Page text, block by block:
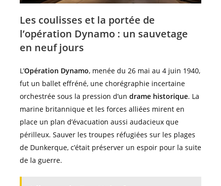
Les coulisses et la portée de
l’opération Dynamo : un sauvetage
en neuf jours
L’Opération Dynamo, menée du 26 mai au 4 juin 1940,
fut un ballet effréné, une chorégraphie incertaine
orchestrée sous la pression d’un drame historique. La
marine britannique et les forces alliées mirent en
place un plan d’évacuation aussi audacieux que
périlleux. Sauver les troupes réfugiées sur les plages
de Dunkerque, c’était préserver un espoir pour la suite
de la guerre.